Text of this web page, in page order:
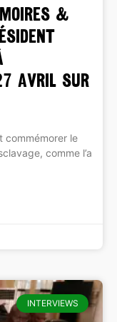
&
AVRIL SUR
commémorer le
comme l’a
INTERVIEWS